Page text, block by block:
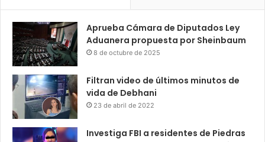
Aprueba Cámara de Diputados Ley
Aduanera propuesta por Sheinbaum
8 de octubre de 2025
Filtran video de últimos minutos de
vida de Debhani
23 de abril de 2022
Investiga FBI a residentes de Piedras